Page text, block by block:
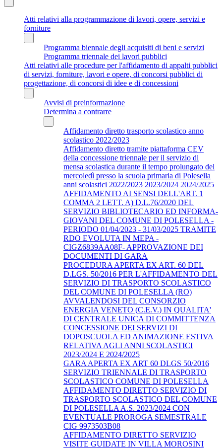
Atti relativi alla programmazione di lavori, opere, servizi e
forniture
Programma biennale degli acquisiti di beni e servizi
Programma triennale dei lavori pubblici
Atti relativi alle procedure per l'affidamento di appalti pubblici
di servizi, forniture, lavori e opere, di concorsi pubblici di
progettazione, di concorsi di idee e di concessioni
Avvisi di preinformazione
Determina a contrarre
Affidamento diretto trasporto scolastico anno
scolastico 2022/2023
Affidamento diretto tramite piattaforma CEV
della concessione triennale per il servizio di
mensa scolastica durante il tempo prolungato del
mercoledì presso la scuola primaria di Polesella
anni scolastici 2022/2023 2023/2024 2024/2025
AFFIDAMENTO AI SENSI DELL'ART. 1
COMMA 2 LETT. A) D.L.76/2020 DEL
SERVIZIO BIBLIOTECARIO ED INFORMA-
GIOVANI DEL COMUNE DI POLESELLA -
PERIODO 01/04/2023 - 31/03/2025 TRAMITE
RDO EVOLUTA IN MEPA -
CIGZ6839AA08F- APPROVAZIONE DEI
DOCUMENTI DI GARA
PROCEDURA APERTA EX ART. 60 DEL
D.LGS. 50/2016 PER L'AFFIDAMENTO DEL
SERVIZIO DI TRASPORTO SCOLASTICO
DEL COMUNE DI POLESELLA (RO)
AVVALENDOSI DEL CONSORZIO
ENERGIA VENETO (C.E.V.) IN QUALITA'
DI CENTRALE UNICA DI COMMITTENZA
CONCESSIONE DEI SERVIZI DI
DOPOSCUOLA ED ANIMAZIONE ESTIVA
RELATIVA AGLI ANNI SCOLASTICI
2023/2024 E 2024/2025
GARA APERTA EX ART 60 DLGS 50/2016
SERVIZIO TRIENNALE DI TRASPORTO
SCOLASTICO COMUNE DI POLESELLA
AFFIDAMENTO DIRETTO SERVIZIO DI
TRASPORTO SCOLASTICO DEL COMUNE
DI POLESELLA A.S. 2023/2024 CON
EVENTUALE PROROGA SEMESTRALE
CIG 9973503B08
AFFIDAMENTO DIRETTO SERVIZIO
VISITE GUIDATE IN VILLA MOROSINI